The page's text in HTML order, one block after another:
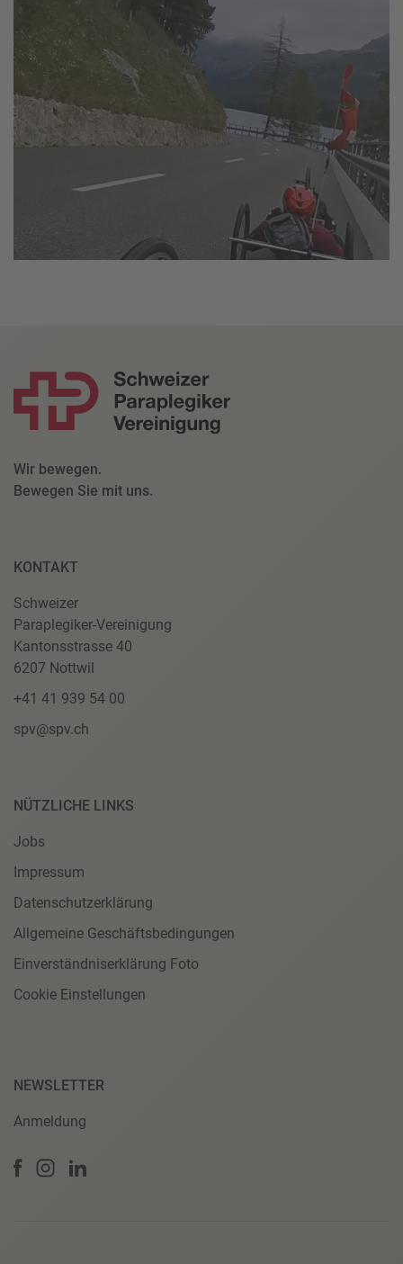
Wir bewegen.
Bewegen Sie mit uns.
KONTAKT
Schweizer
Paraplegiker-Vereinigung
Kantonsstrasse 40
6207 Nottwil
+41 41 939 54 00
spv@spv.ch
NÜTZLICHE LINKS
Jobs
Impressum
Datenschutzerklärung
Allgemeine Geschäftsbedingungen
Einverständniserklärung Foto
Cookie Einstellungen
NEWSLETTER
Anmeldung